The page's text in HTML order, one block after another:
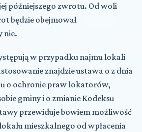
późniejszego zwrotu. Od woli
będzie obejmował
nie.
w przypadku najmu lokali
znajdzie ustawa o z dnia
o ochronie praw lokatorów,
gminy i o zmianie Kodeksu
przewiduje bowiem możliwość
mieszkalnego od wpłacenia